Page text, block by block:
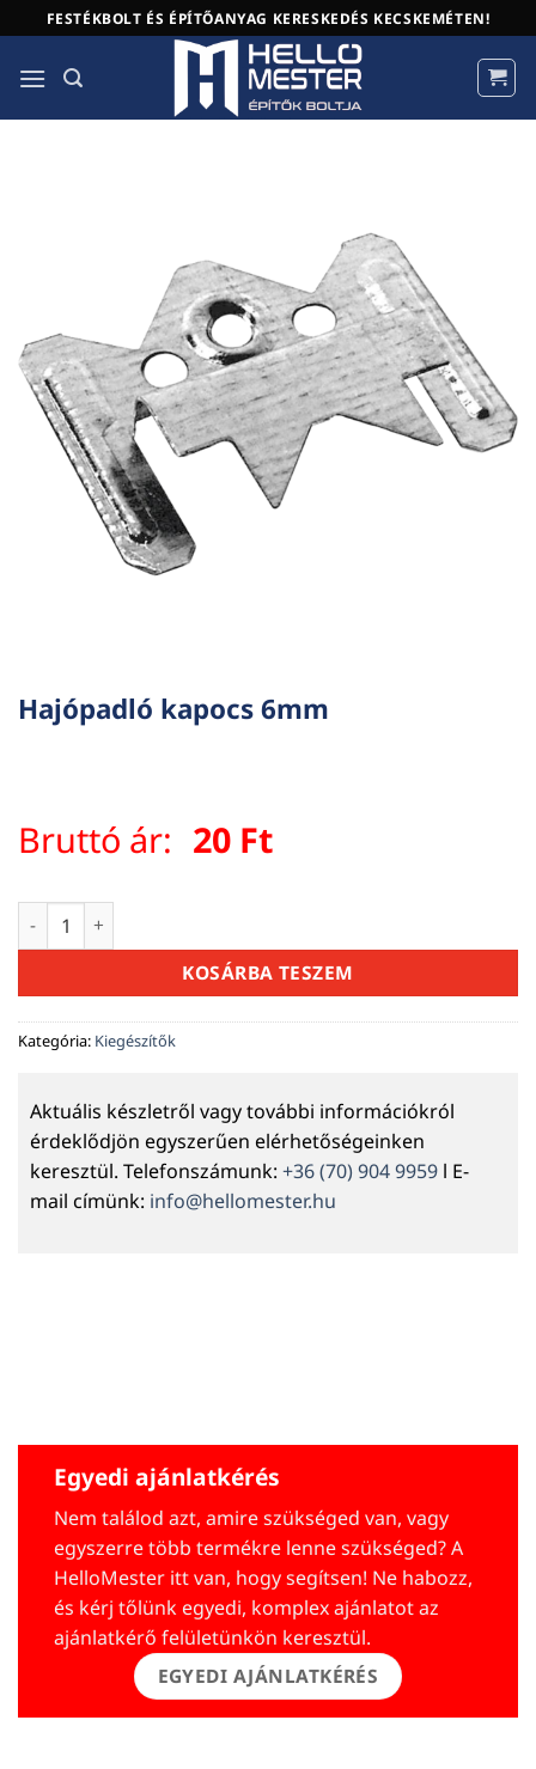
to
content
FESTÉKBOLT ÉS ÉPÍTŐANYAG KERESKEDÉS KECSKEMÉTEN!
Hajópadló kapocs 6mm
Bruttó ár: 20 Ft
Hajópadló kapocs 6mm mennyiség
KOSÁRBA TESZEM
Kategória: Kiegészítők
Aktuális készletről vagy további információkról
érdeklődjön egyszerűen elérhetőségeinken
keresztül. Telefonszámunk: +36 (70) 904 9959 l E-
mail címünk: info@hellomester.hu
Egyedi ajánlatkérés
Nem találod azt, amire szükséged van, vagy
egyszerre több termékre lenne szükséged? A
HelloMester itt van, hogy segítsen! Ne habozz,
és kérj tőlünk egyedi, komplex ajánlatot az
ajánlatkérő felületünkön keresztül.
EGYEDI AJÁNLATKÉRÉS